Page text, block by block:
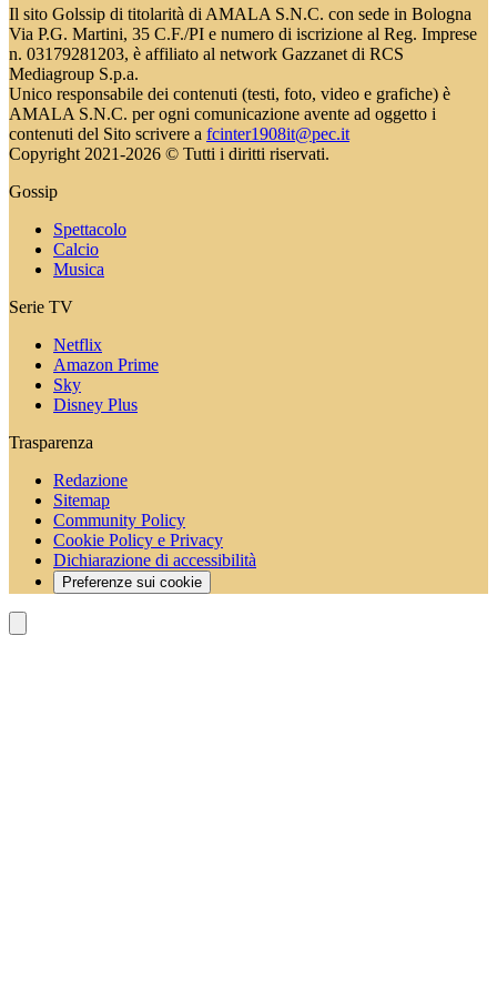
Il sito Golssip di titolarità di AMALA S.N.C. con sede in Bologna
Via P.G. Martini, 35 C.F./PI e numero di iscrizione al Reg. Imprese
n. 03179281203, è affiliato al network Gazzanet di RCS
Mediagroup S.p.a.
Unico responsabile dei contenuti (testi, foto, video e grafiche) è
AMALA S.N.C. per ogni comunicazione avente ad oggetto i
contenuti del Sito scrivere a fcinter1908it@pec.it
Copyright 2021-2026 © Tutti i diritti riservati.
Gossip
Spettacolo
Calcio
Musica
Serie TV
Netflix
Amazon Prime
Sky
Disney Plus
Trasparenza
Redazione
Sitemap
Community Policy
Cookie Policy e Privacy
Dichiarazione di accessibilità
Preferenze sui cookie